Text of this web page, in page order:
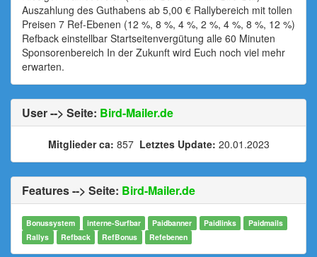
Auszahlung des Guthabens ab 5,00 € Rallybereich mit tollen
Preisen 7 Ref-Ebenen (12 %, 8 %, 4 %, 2 %, 4 %, 8 %, 12 %)
Refback einstellbar Startseitenvergütung alle 60 Minuten
Sponsorenbereich In der Zukunft wird Euch noch viel mehr
erwarten.
User --> Seite: Bird-Mailer.de
Mitglieder ca: 857 Letztes Update: 20.01.2023
Features --> Seite: Bird-Mailer.de
Bonussystem interne-Surfbar Paidbanner Paidlinks
Paidmails
Rallys
Refback RefBonus Refebenen